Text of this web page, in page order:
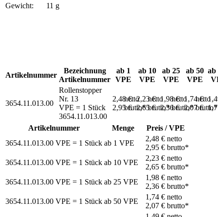
Gewicht:
11 g
Artikelnummer
Bezeichnung
Artikelnummer
ab 1
VPE
ab 10
VPE
ab 25
VPE
ab 50
VPE
ab
3654.11.013.00
Rollenstopper
Nr. 13
VPE = 1 Stück
3654.11.013.00
2,48 €
netto
2,95 €brutto*
2,23 €
netto
2,65 €brutto*
1,98 €
netto
2,36 €brutto*
1,74 €
netto
2,07 €brutto*
Artikelnummer Menge
Preis / VPE
3654.11.013.00 VPE = 1 Stück ab 1 VPE
2,48 €netto
2,95 €brutto*
3654.11.013.00 VPE = 1 Stück ab 10 VPE
2,23 €netto
2,65 €brutto*
3654.11.013.00 VPE = 1 Stück ab 25 VPE
1,98 €netto
2,36 €brutto*
3654.11.013.00 VPE = 1 Stück ab 50 VPE
1,74 €netto
2,07 €brutto*